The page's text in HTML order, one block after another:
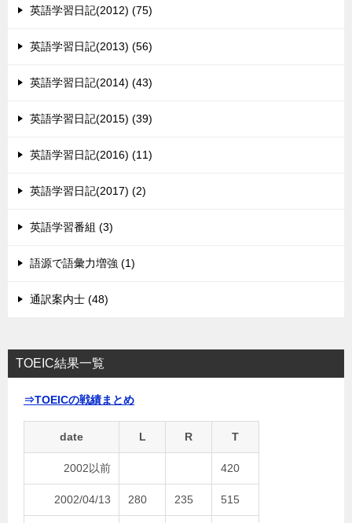
英語学習日記(2012) (75)
英語学習日記(2013) (56)
英語学習日記(2014) (43)
英語学習日記(2015) (39)
英語学習日記(2016) (11)
英語学習日記(2017) (2)
英語学習番組 (3)
語源で語彙力増強 (1)
通訳案内士 (48)
TOEIC結果一覧
⇒TOEICの戦績まとめ
date L R T
2002以前 420
2002/04/13 280 235 515